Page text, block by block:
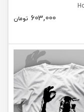
603,000 تومان